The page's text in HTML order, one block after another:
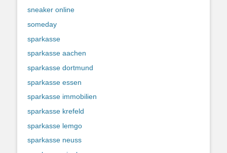
sneaker online
someday
sparkasse
sparkasse aachen
sparkasse dortmund
sparkasse essen
sparkasse immobilien
sparkasse krefeld
sparkasse lemgo
sparkasse neuss